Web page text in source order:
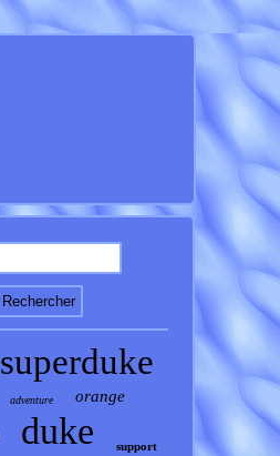
superduke
adventure orange
duke support